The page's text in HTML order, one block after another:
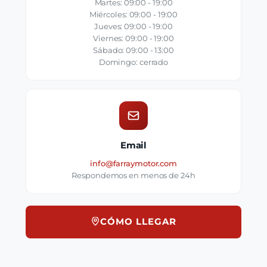
Martes: 09:00 - 19:00
Miércoles: 09:00 - 19:00
Jueves: 09:00 - 19:00
Viernes: 09:00 - 19:00
Sábado: 09:00 - 13:00
Domingo: cerrado
Email
info@farraymotor.com
Respondemos en menos de 24h
CÓMO LLEGAR